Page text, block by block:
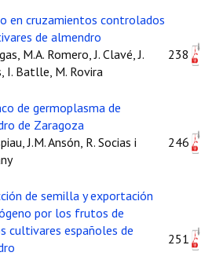
en cruzamientos controlados
de almendro
M.A. Romero, J. Clavé, J.
I. Batlle, M. Rovira
238
de germoplasma de
de Zaragoza
J.M. Ansón, R. Socias i
246
de semilla y exportación
por los frutos de
cultivares españoles de
251